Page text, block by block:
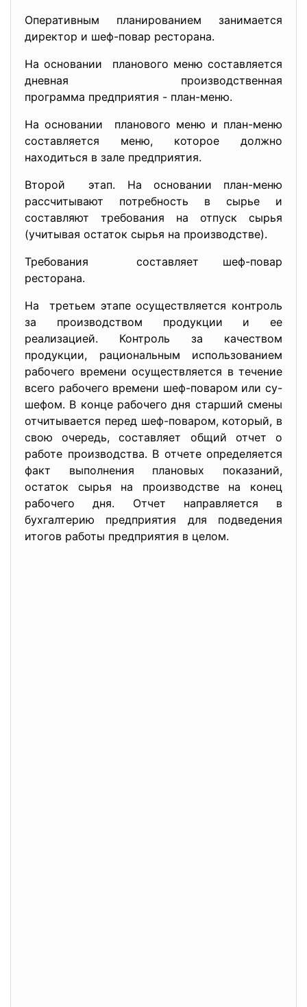
Оперативным планированием занимается
директор и шеф-повар ресторана.
На основании планового меню составляется
дневная производственная
программа предприятия - план-меню.
На основании планового меню и план-меню
составляется меню, которое должно
находиться в зале предприятия.
Второй этап. На основании план-меню
рассчитывают потребность в сырье и
составляют требования на отпуск сырья
(учитывая остаток сырья на производстве).
Требования составляет шеф-повар
ресторана.
На третьем этапе осуществляется контроль
за производством продукции и ее
реализацией. Контроль за качеством
продукции, рациональным использованием
рабочего времени осуществляется в течение
всего рабочего времени шеф-поваром или су-
шефом. В конце рабочего дня старший смены
отчитывается перед шеф-поваром, который, в
свою очередь, составляет общий отчет о
работе производства. В отчете определяется
факт выполнения плановых показаний,
остаток сырья на производстве на конец
рабочего дня. Отчет направляется в
бухгалтерию предприятия для подведения
итогов работы предприятия в целом.